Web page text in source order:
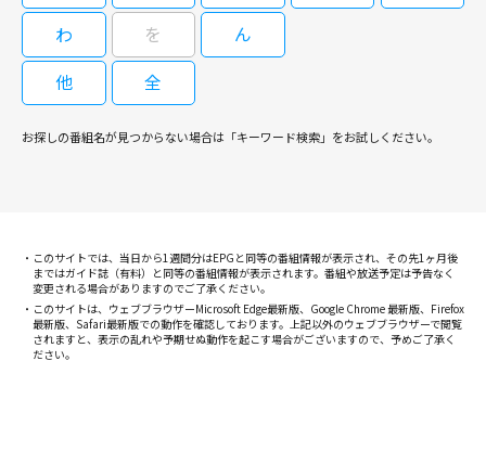
わ
を
ん
他
全
お探しの番組名が見つからない場合は「キーワード検索」をお試しください。
このサイトでは、当日から1週間分はEPGと同等の番組情報が表示され、その先1ヶ月後
まではガイド誌（有料）と同等の番組情報が表示されます。番組や放送予定は予告なく
変更される場合がありますのでご了承ください。
このサイトは、ウェブブラウザーMicrosoft Edge最新版、Google Chrome 最新版、Firefox
最新版、Safari最新版での動作を確認しております。上記以外のウェブブラウザーで閲覧
されますと、表示の乱れや予期せぬ動作を起こす場合がございますので、予めご了承く
ださい。